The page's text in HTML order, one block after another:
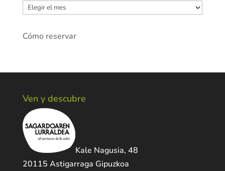
Archivos
Cómo reservar
Ven y descubre
Kale Nagusia, 48
20115 Astigarraga Gipuzkoa